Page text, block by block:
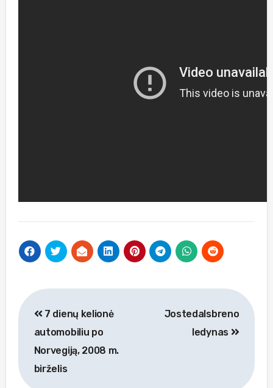
Navigacija
tarp
įrašų
7 dienų kelionė
automobiliu po
Norvegiją, 2008 m.
birželis
Jostedalsbreno
ledynas